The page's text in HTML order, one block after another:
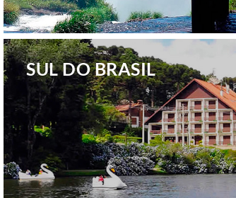
.
SUL DO BRASIL